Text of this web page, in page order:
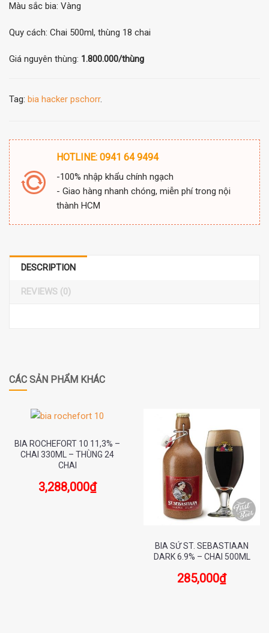
Màu sắc bia: Vàng
Quy cách: Chai 500ml, thùng 18 chai
Giá nguyên thùng: 1.800.000/thùng
Tag: bia hacker pschorr.
HOTLINE: 0941 64 9494
-100% nhập khẩu chính ngạch
- Giao hàng nhanh chóng, miễn phí trong nội
thành HCM
DESCRIPTION
REVIEWS (0)
CÁC SẢN PHẨM KHÁC
BIA ROCHEFORT 10 11,3% –
CHAI 330ML – THÙNG 24
CHAI
3,288,000₫
BIA SỨ ST. SEBASTIAAN
DARK 6.9% – CHAI 500ML
285,000₫